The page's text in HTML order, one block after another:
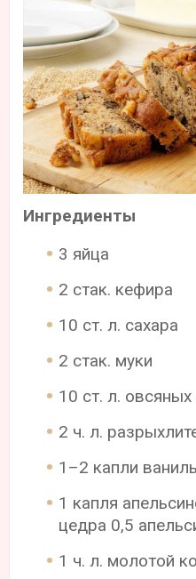
Ингредиенты
3 яйца
2 стак. кефира
10 ст. л. сахара
2 стак. муки
10 ст. л. овсяных
2 ч. л.
1–2 капли
1 капля
цедра 0,5
1 ч. л. молотой